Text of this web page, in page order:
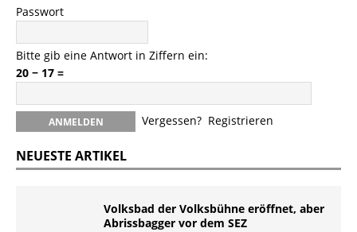
Passwort
Bitte gib eine Antwort in Ziffern ein:
20 − 17 =
Vergessen? Registrieren
NEUESTE ARTIKEL
Volksbad der Volksbühne eröffnet, aber
Abrissbagger vor dem SEZ